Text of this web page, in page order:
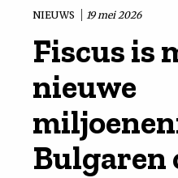
Vaktechniek
Achtergrond
NIEUWS 19 mei 2026
Fiscus is
nieuwe
Bulgaren